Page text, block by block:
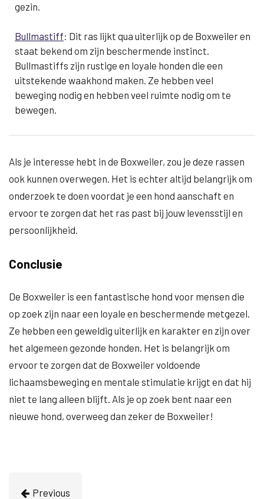
gezin.
Bullmastiff: Dit ras lijkt qua uiterlijk op de Boxweiler en
staat bekend om zijn beschermende instinct.
Bullmastiffs zijn rustige en loyale honden die een
uitstekende waakhond maken. Ze hebben veel
beweging nodig en hebben veel ruimte nodig om te
bewegen.
Als je interesse hebt in de Boxweiler, zou je deze rassen
ook kunnen overwegen. Het is echter altijd belangrijk om
onderzoek te doen voordat je een hond aanschaft en
ervoor te zorgen dat het ras past bij jouw levensstijl en
persoonlijkheid.
Conclusie
De Boxweiler is een fantastische hond voor mensen die
op zoek zijn naar een loyale en beschermende metgezel.
Ze hebben een geweldig uiterlijk en karakter en zijn over
het algemeen gezonde honden. Het is belangrijk om
ervoor te zorgen dat de Boxweiler voldoende
lichaamsbeweging en mentale stimulatie krijgt en dat hij
niet te lang alleen blijft. Als je op zoek bent naar een
nieuwe hond, overweeg dan zeker de Boxweiler!
Previous